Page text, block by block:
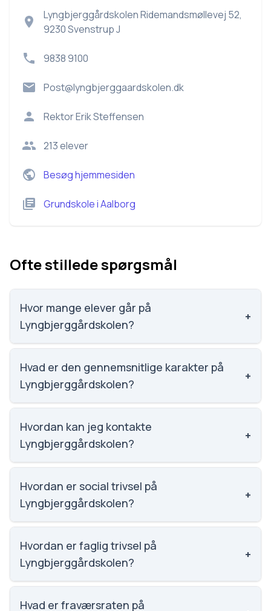
Lyngbjerggårdskolen Ridemandsmøllevej 52,
9230 Svenstrup J
9838 9100
Post@lyngbjerggaardskolen.dk
RektorErik Steffensen
213elever
Besøg hjemmesiden
GrundskoleiAalborg
Ofte stillede spørgsmål
Hvor mange elever går på
Lyngbjerggårdskolen?
+
Lyngbjerggårdskolen har 213 elever, hvilket gør den
til nummer 1156 ud af 3143 skoler.
Hvad er den gennemsnitlige karakter på
Lyngbjerggårdskolen?
+
Karaktergennemsnittet på Lyngbjerggårdskolen er
8.5, nummer 149 ud af 3143 skoler.
Hvordan kan jeg kontakte
Lyngbjerggårdskolen?
+
Email: Post@lyngbjerggaardskolen.dk. Telefon:
9838 9100. Adresse: Lyngbjerggårdskolen
Ridemandsmøllevej 52, 9230 Svenstrup J.
Skoleleder: Erik Steffensen.
Hvordan er social trivsel på
Lyngbjerggårdskolen?
+
Vi har ikke data om social trivsel for
Lyngbjerggårdskolen.
Hvordan er faglig trivsel på
Lyngbjerggårdskolen?
+
Vi har ikke data om faglig trivsel for
Lyngbjerggårdskolen.
Hvad er fraværsraten på